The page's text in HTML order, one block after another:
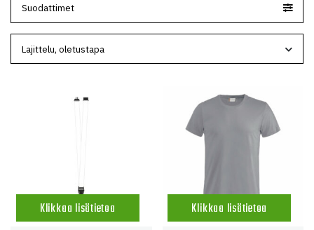
Suodattimet
Klikkaa lisätietoa Klikkaa lisätietoa